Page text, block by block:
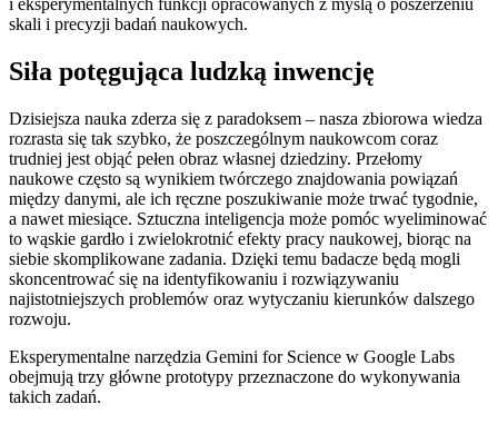
i eksperymentalnych funkcji opracowanych z myślą o poszerzeniu
skali i precyzji badań naukowych.
Siła potęgująca ludzką inwencję
Dzisiejsza nauka zderza się z paradoksem – nasza zbiorowa wiedza
rozrasta się tak szybko, że poszczególnym naukowcom coraz
trudniej jest objąć pełen obraz własnej dziedziny. Przełomy
naukowe często są wynikiem twórczego znajdowania powiązań
między danymi, ale ich ręczne poszukiwanie może trwać tygodnie,
a nawet miesiące. Sztuczna inteligencja może pomóc wyeliminować
to wąskie gardło i zwielokrotnić efekty pracy naukowej, biorąc na
siebie skomplikowane zadania. Dzięki temu badacze będą mogli
skoncentrować się na identyfikowaniu i rozwiązywaniu
najistotniejszych problemów oraz wytyczaniu kierunków dalszego
rozwoju.
Eksperymentalne narzędzia Gemini for Science w Google Labs
obejmują trzy główne prototypy przeznaczone do wykonywania
takich zadań.